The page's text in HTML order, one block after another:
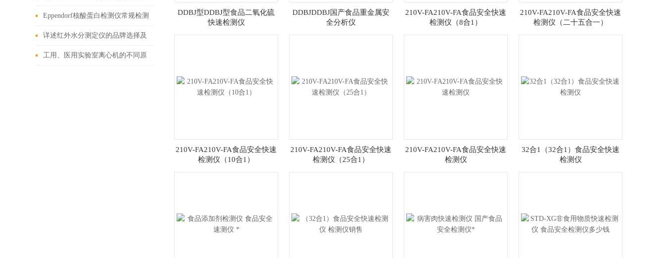
Eppendorf核酸蛋白检测仪常规检测
方法有哪些
详述红外水分测定仪的品牌选择及
型号推荐
工用、医用实验室离心机的不同原
DDBJ型DDBJ型食品二氧化硫
快速检测仪
DDBJDDBJ国产食品重金属安
全分析仪
210V-FA210V-FA食品安全快速
检测仪（8合1）
210V-FA210V-FA食品安全快速
检测仪（二十五合一）
210V-FA210V-FA食品安全快速
检测仪（10合1）
210V-FA210V-FA食品安全快速
检测仪（25合1）
210V-FA210V-FA食品安全快速
检测仪
32合1（32合1）食品安全快速
检测仪